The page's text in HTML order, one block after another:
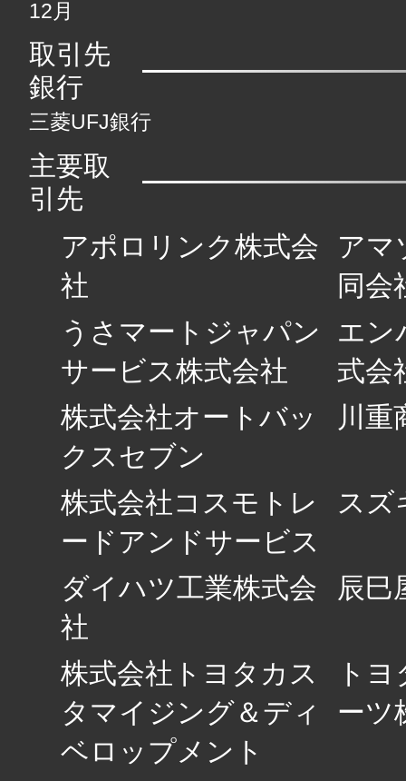
12月
取引先
銀行
三菱UFJ銀行
主要取
引先
アポロリンク株式会
社
アマ
同会
うさマートジャパン
サービス株式会社
エン
式会
株式会社オートバッ
クスセブン
川重
株式会社コスモトレ
ードアンドサービス
スズ
ダイハツ工業株式会
社
辰巳
株式会社トヨタカス
タマイジング＆ディ
ベロップメント
ト
ーツ